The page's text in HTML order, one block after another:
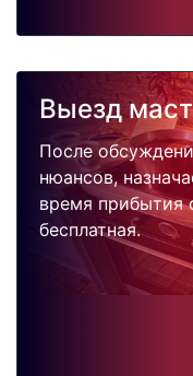
Выезд
После
нюансов,
время прибытия
бесплатная.